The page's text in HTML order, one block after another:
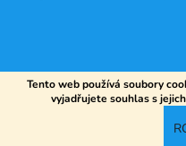
Tento web používá soubory
vyjadřujete souhlas s
DV